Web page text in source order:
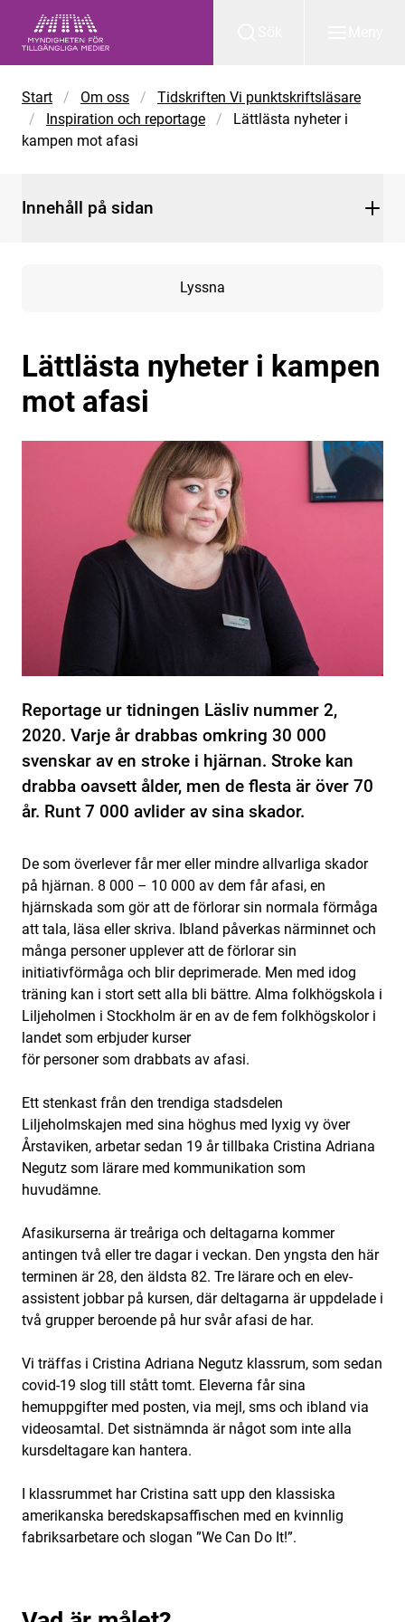
Start / Om oss /
Tidskriften Vi punktskriftsläsare
/
Inspiration och reportage /
Lättlästa nyheter i
kampen mot afasi
Lyssna
Lättlästa nyheter i kampen
mot afasi
Reportage ur tidningen Läsliv nummer 2,
2020. Varje år drabbas omkring 30 000
svenskar av en stroke i hjärnan. Stroke kan
drabba oavsett ålder, men de flesta är över 70
år. Runt 7 000 avlider av sina skador.
De som överlever får mer eller mindre allvarliga skador
på hjärnan. 8 000 – 10 000 av dem får afasi, en
hjärnskada som gör att de förlorar sin normala förmåga
att tala, läsa eller skriva. Ibland påverkas närminnet och
många personer upplever att de förlorar sin
initiativförmåga och blir deprimerade. Men med idog
träning kan i stort sett alla bli bättre. Alma folkhögskola i
Liljeholmen i Stockholm är en av de fem folk­högskolor i
landet som erbjuder kurser
för personer som drabbats av afasi.
Ett stenkast från den trendiga stadsdelen
Liljeholmskajen med sina höghus med lyxig vy över
Årstaviken, arbetar sedan 19 år tillbaka Cristina Adriana
Negutz som lärare med kommunikation som
huvudämne.
Afasikurserna är treåriga och deltagarna kommer
antingen två eller tre dagar i veckan. Den yngsta den här
terminen är 28, den äldsta 82. Tre lärare och en elev­
assistent jobbar på kursen, där deltagarna är uppdelade i
två grupper beroende på hur svår afasi de har.
Vi träffas i Cristina Adriana Negutz klassrum, som sedan
covid-19 slog till stått tomt. Eleverna får sina
hemuppgifter med posten, via mejl, sms och ibland via
videosamtal. Det sistnämnda är något som inte alla
kursdeltagare kan hantera.
I klassrummet har Cristina satt upp den klassiska
amerikanska beredskapsaffischen med en kvinnlig
fabriksarbetare och slogan ”We Can Do It!”.
Innehåll på sidan